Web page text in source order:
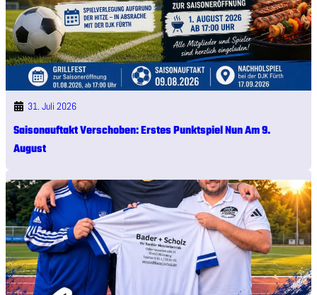
31. Juli 2026
Saisonauftakt Verschoben: Erstes Punktspiel Nun Am 9.
August